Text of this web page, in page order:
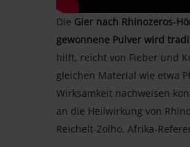
Die Gier nach Rhinozeros-
gewonnene Pulver wird
hilft, reicht von Fieber und
gleichen Material wie etwa
Wirksamkeit nachweisen
an die Heilwirkung von
Reichelt-Zolho, Afrika-